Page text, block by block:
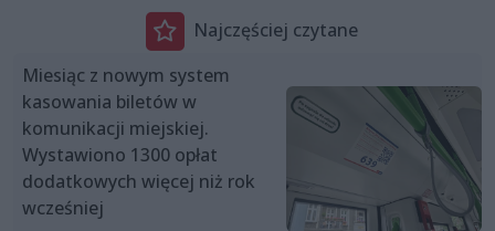
Najczęściej czytane
Miesiąc z nowym system
kasowania biletów w
komunikacji miejskiej.
Wystawiono 1300 opłat
dodatkowych więcej niż rok
wcześniej